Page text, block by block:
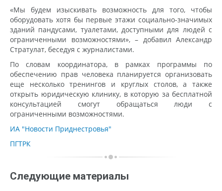
«Мы будем изыскивать возможность для того, чтобы
оборудовать хотя бы первые этажи социально-значимых
зданий пандусами, туалетами, доступными для людей с
ограниченными возможностями», – добавил Александр
Стратулат, беседуя с журналистами.
По словам координатора, в рамках программы по
обеспечению прав человека планируется организовать
еще несколько тренингов и круглых столов, а также
открыть юридическую клинику, в которую за бесплатной
консультацией смогут обращаться люди с
ограниченными возможностями.
ИА "Новости Приднестровья"
ПГТРК
Следующие материалы